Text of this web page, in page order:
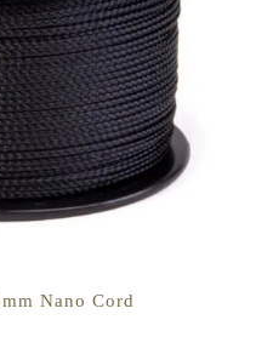
Nano Cord